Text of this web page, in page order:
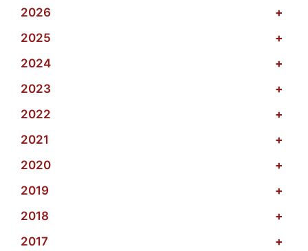
2026
+
2025
+
2024
+
2023
+
2022
+
2021
+
2020
+
2019
+
2018
+
2017
+